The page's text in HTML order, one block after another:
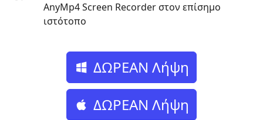
AnyMp4 Screen Recorder στον επίσημο
ιστότοπο
ΔΩΡΕΑΝ Λήψη
ΔΩΡΕΑΝ Λήψη